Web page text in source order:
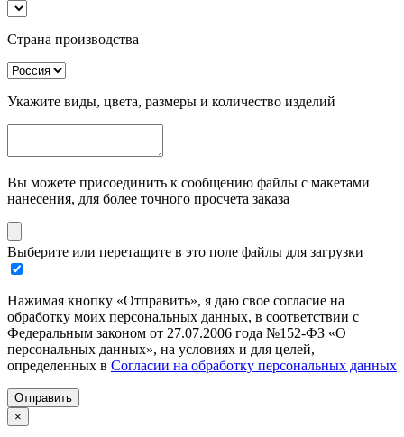
Страна производства
Укажите виды, цвета, размеры и количество изделий
Вы можете присоединить к сообщению файлы с макетами
нанесения, для более точного просчета заказа
Выберите или перетащите в это поле файлы для загрузки
Нажимая кнопку «Отправить», я даю свое согласие на
обработку моих персональных данных, в соответствии с
Федеральным законом от 27.07.2006 года №152-ФЗ «О
персональных данных», на условиях и для целей,
определенных в Согласии на обработку персональных данных
Отправить
×